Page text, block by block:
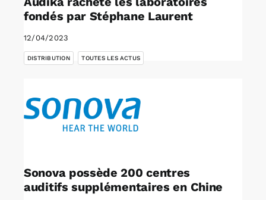
fondés par Stéphane Laurent
12/04/2023
DISTRIBUTION TOUTES LES ACTUS
Sonova possède 200 centres
auditifs supplémentaires en Chine